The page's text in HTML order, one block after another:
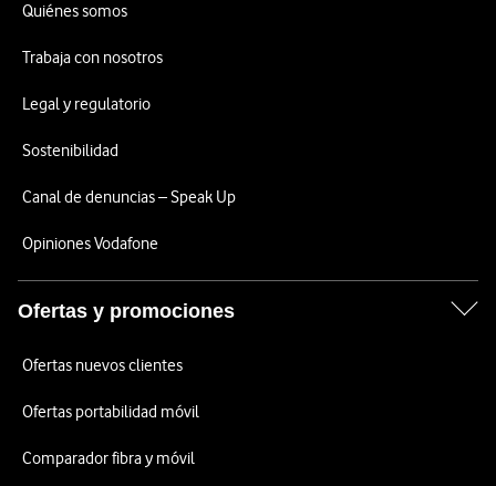
Quiénes somos
Trabaja con nosotros
Legal y regulatorio
Sostenibilidad
Canal de denuncias – Speak Up
Opiniones Vodafone
Ofertas y promociones
Ofertas nuevos clientes
Ofertas portabilidad móvil
Comparador fibra y móvil